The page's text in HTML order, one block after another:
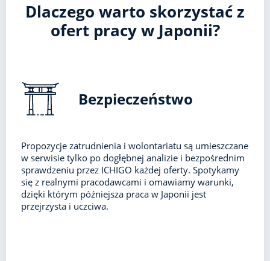
Dlaczego warto skorzystać z
ofert pracy w Japonii?
Bezpieczeństwo
Propozycje zatrudnienia i wolontariatu są umieszczane
w serwisie tylko po dogłębnej analizie i bezpośrednim
sprawdzeniu przez ICHIGO każdej oferty. Spotykamy
się z realnymi pracodawcami i omawiamy warunki,
dzięki którym późniejsza praca w Japonii jest
przejrzysta i uczciwa.